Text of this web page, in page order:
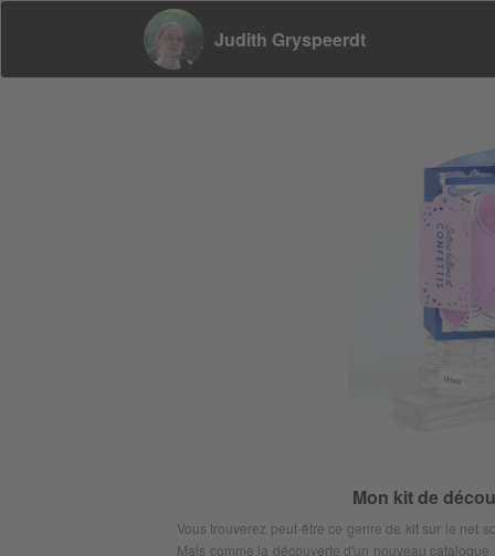
Judith Gryspeerdt
Mon kit de
Vous trouverez peut-être ce genre de kit sur le net
Mais comme la découverte d'un nouveau